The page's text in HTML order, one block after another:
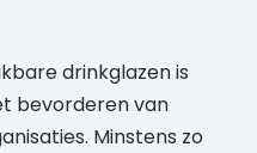
drinkglazen is
bevorderen van
Minstens zo